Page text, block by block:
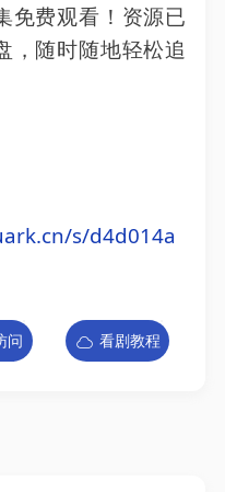
免费观看！资源已
，随时随地轻松追
s/d4d014a
问 看剧教程